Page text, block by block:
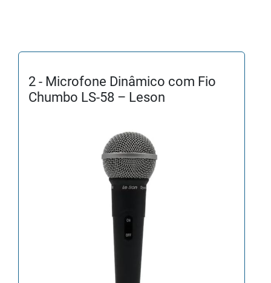
2 - Microfone Dinâmico com Fio
Chumbo LS-58 – Leson